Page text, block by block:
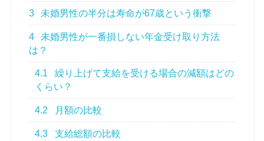
3 未婚男性の半分は寿命が67歳という衝撃
4
未婚男性が一番損しない年金受け取り方法
は？
4.1
繰り上げて支給を受ける場合の減額はどの
くらい？
4.2 月額の比較
4.3 支給総額の比較